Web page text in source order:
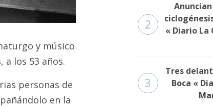
y músico
a los 53 años.
personas de
en la
2
« Diario La
3
Tres
Boca «